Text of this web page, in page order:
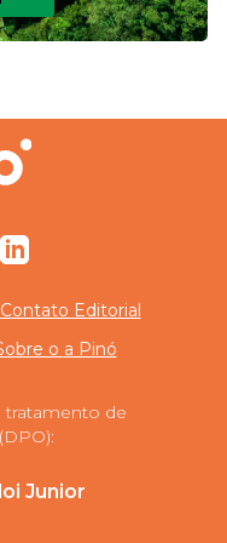
GitHub
Contato Editorial
o a Pinó
tratamento de
Junior